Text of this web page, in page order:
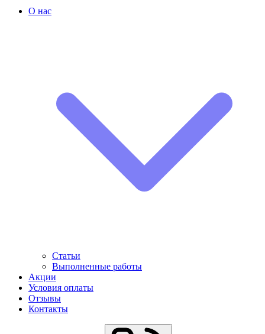
О нас
Статьи
Выполненные работы
Акции
Условия оплаты
Отзывы
Контакты